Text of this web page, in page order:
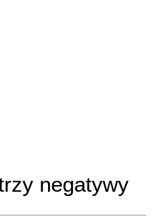
negatywy